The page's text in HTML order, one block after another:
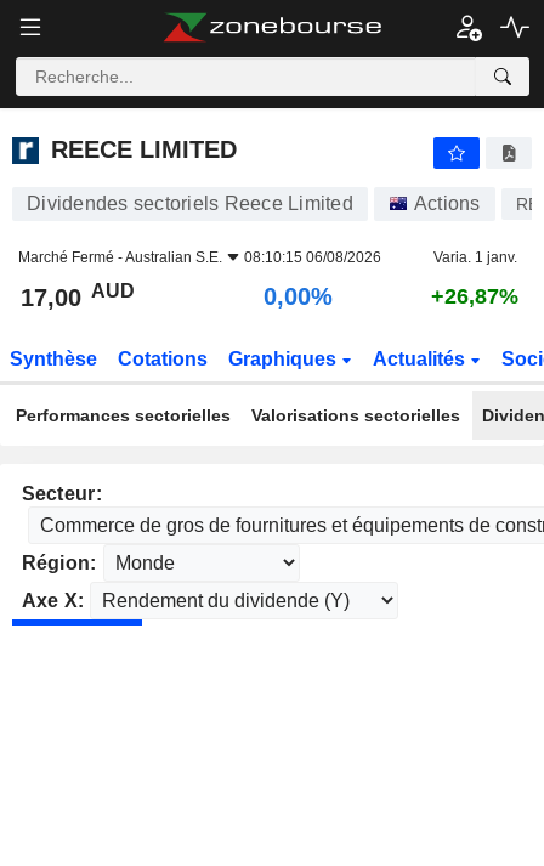
REECE LIMITED
REECE LIMITED
Dividendes sectoriels Reece Limited Actions
Marché Fermé -Australian S.E. 08:10:15 06/08/2026 Varia. 1 janv.
17,00 AUD 0,00% +26,87%
Synthèse Cotations Graphiques Actualités
Performances sectorielles Valorisations sectorielles
Secteur:
Région:
Axe X: